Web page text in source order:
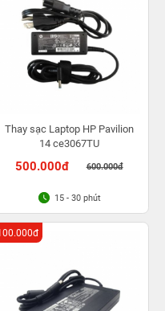
Thay sạc Laptop HP Pavilion
14 ce3067TU
500.000đ 600.000đ
15 - 30 phút